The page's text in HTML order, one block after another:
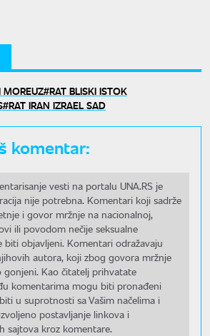
MOREUZ RAT BLISKI ISTOK
RAT IRAN IZRAEL SAD
komentar:
vesti na portalu UNA.RS je
nije potrebna. Komentari koji sadrže
i govor mržnje na nacionalnoj,
ili povodom nečije seksualne
biti objavljeni. Komentari odražavaju
autora, koji zbog govora mržnje
Kao čitatelj prihvatate
komentarima mogu biti pronađeni
u suprotnosti sa Vašim načelima i
postavljanje linkova i
sajtova kroz komentare.